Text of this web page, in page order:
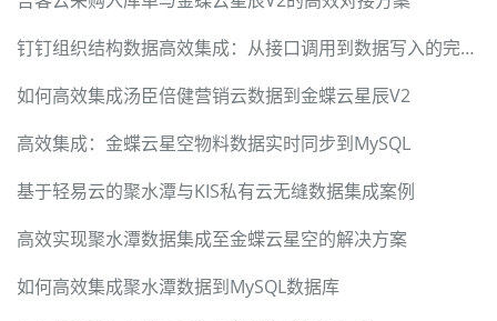
钉钉组织结构数据高效集成：从接口调用到数据写入的完整方案
如何高效集成汤臣倍健营销云数据到金蝶云星辰V2
高效集成：金蝶云星空物料数据实时同步到MySQL
基于轻易云的聚水潭与KIS私有云无缝数据集成案例
高效实现聚水潭数据集成至金蝶云星空的解决方案
如何高效集成聚水潭数据到MySQL数据库